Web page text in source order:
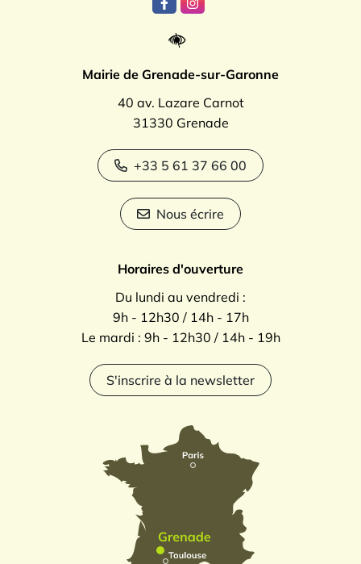
Lien vers le compte Facebook
Lien vers le compte
Mairie de Grenade-sur-Garonne
40 av. Lazare Carnot
31330 Grenade
+33 5 61 37 66 00
Nous écrire
Horaires d'ouverture
Du lundi au vendredi :
9h - 12h30 / 14h - 17h
Le mardi : 9h - 12h30 / 14h - 19h
S'inscrire à la newsletter